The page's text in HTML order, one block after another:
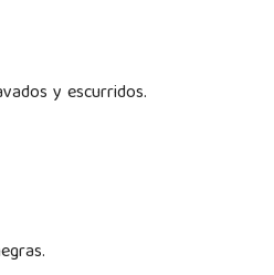
y escurridos.